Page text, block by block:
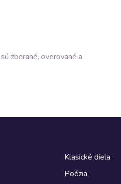
zberané, overované a
Klasické diela
Poézia